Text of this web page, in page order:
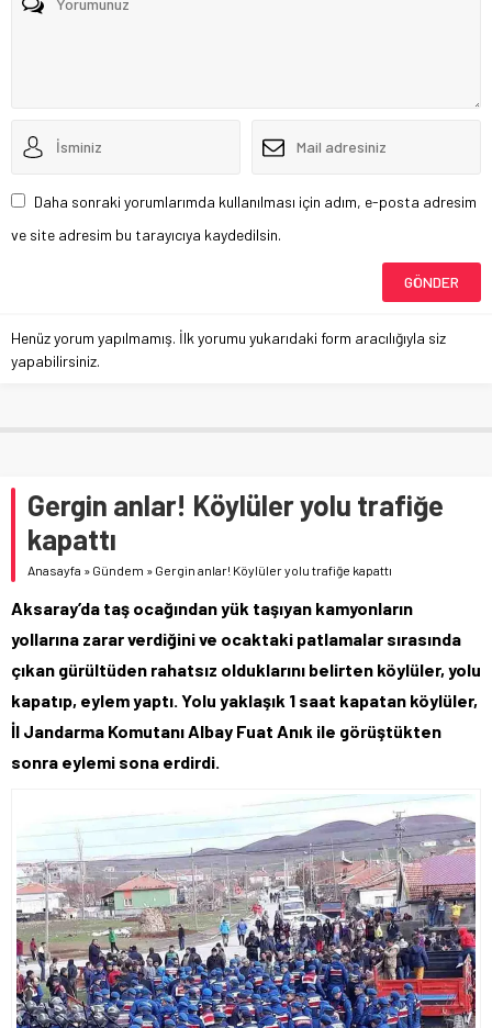
Daha sonraki yorumlarımda kullanılması için adım, e-posta adresim
ve site adresim bu tarayıcıya kaydedilsin.
Henüz yorum yapılmamış. İlk yorumu yukarıdaki form aracılığıyla siz
yapabilirsiniz.
Gergin anlar! Köylüler yolu trafiğe
kapattı
Anasayfa » Gündem » Gergin anlar! Köylüler yolu trafiğe kapattı
Aksaray’da taş ocağından yük taşıyan kamyonların
yollarına zarar verdiğini ve ocaktaki patlamalar sırasında
çıkan gürültüden rahatsız olduklarını belirten köylüler, yolu
kapatıp, eylem yaptı. Yolu yaklaşık 1 saat kapatan köylüler,
İl Jandarma Komutanı Albay Fuat Anık ile görüştükten
sonra eylemi sona erdirdi.